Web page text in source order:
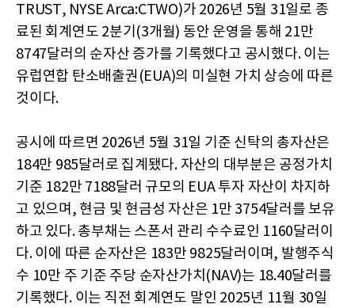
TRUST, NYSE Arca:CTWO)가 2026년 5월 31일로 종
료된 회계연도 2분기(3개월) 동안 운영을 통해 21만
8747달러의 순자산 증가를 기록했다고 공시했다. 이는
유럽연합 탄소배출권(EUA)의 미실현 가치 상승에 따른
것이다.
공시에 따르면 2026년 5월 31일 기준 신탁의 총자산은
184만 985달러로 집계됐다. 자산의 대부분은 공정가치
기준 182만 7188달러 규모의 EUA 투자 자산이 차지하
고 있으며, 현금 및 현금성 자산은 1만 3754달러를 보유
하고 있다. 총부채는 스폰서 관리 수수료인 1160달러이
다. 이에 따른 순자산은 183만 9825달러이며, 발행주식
수 10만 주 기준 주당 순자산가치(NAV)는 18.40달러를
기록했다. 이는 직전 회계연도 말인 2025년 11월 30일